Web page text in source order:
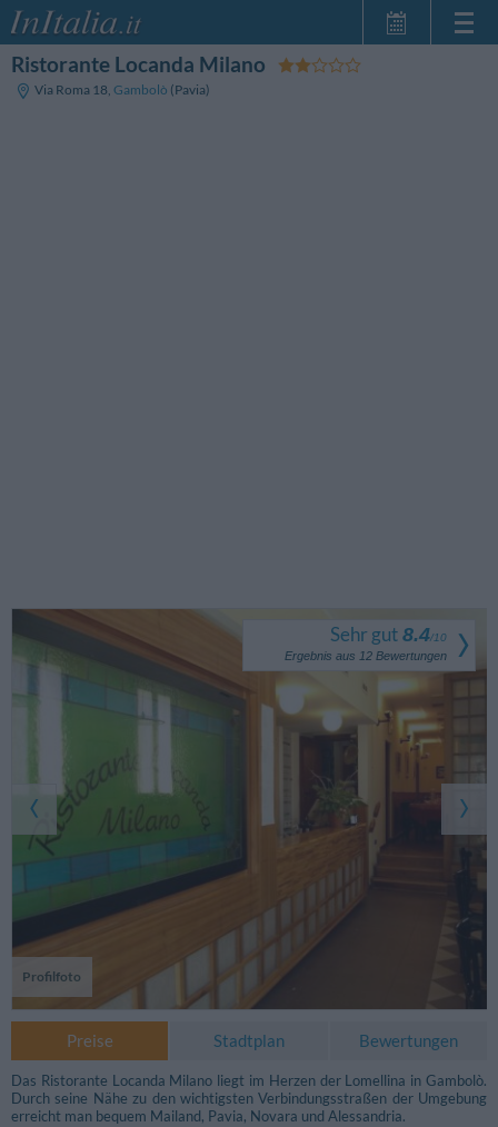
Startseite
Ristorante Locanda Milano
Via Roma 18, Gambolò (Pavia)
Profilfoto
Sehr gut 8.4/10
Ergebnis aus 12 Bewertungen
Preise Stadtplan Bewertungen
Das Ristorante Locanda Milano liegt im Herzen der Lomellina in Gambolò.
Durch seine Nähe zu den wichtigsten Verbindungsstraßen der Umgebung
erreicht man bequem Mailand, Pavia, Novara und Alessandria.